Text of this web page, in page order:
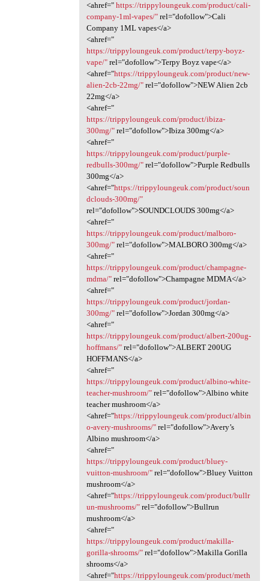
<ahref=" https://trippyloungeuk.com/product/cali-
company-1ml-vapes/"rel="dofollow">Cali
Company 1ML vapes</a>
<ahref="
https://trippyloungeuk.com/product/terpy-boyz-
vape/"rel="dofollow">Terpy Boyz vape</a>
<ahref="https://trippyloungeuk.com/product/new-
alien-2cb-22mg/"rel="dofollow">NEW Alien 2cb
22mg</a>
<ahref="
https://trippyloungeuk.com/product/ibiza-
300mg/"rel="dofollow">Ibiza 300mg</a>
<ahref="
https://trippyloungeuk.com/product/purple-
redbulls-300mg/"rel="dofollow">Purple Redbulls
300mg</a>
<ahref="https://trippyloungeuk.com/product/soun
dclouds-300mg/"
rel="dofollow">SOUNDCLOUDS 300mg</a>
<ahref="
https://trippyloungeuk.com/product/malboro-
300mg/"rel="dofollow">MALBORO 300mg</a>
<ahref="
https://trippyloungeuk.com/product/champagne-
mdma/"rel="dofollow">Champagne MDMA</a>
<ahref="
https://trippyloungeuk.com/product/jordan-
300mg/"rel="dofollow">Jordan 300mg</a>
<ahref="
https://trippyloungeuk.com/product/albert-200ug-
hoffmans/"rel="dofollow">ALBERT 200UG
HOFFMANS</a>
<ahref="
https://trippyloungeuk.com/product/albino-white-
teacher-mushroom/"rel="dofollow">Albino white
teacher mushroom</a>
<ahref="https://trippyloungeuk.com/product/albin
o-avery-mushrooms/"rel="dofollow">Avery’s
Albino mushroom</a>
<ahref="
https://trippyloungeuk.com/product/bluey-
vuitton-mushroom/"rel="dofollow">Bluey Vuitton
mushroom</a>
<ahref="https://trippyloungeuk.com/product/bullr
un-mushrooms/"rel="dofollow">Bullrun
mushroom</a>
<ahref="
https://trippyloungeuk.com/product/makilla-
gorilla-shrooms/"rel="dofollow">Makilla Gorilla
shrooms</a>
<ahref="https://trippyloungeuk.com/product/meth